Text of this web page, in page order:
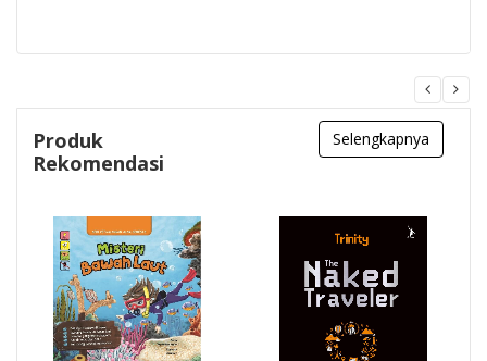
Produk
Rekomendasi
Selengkapnya